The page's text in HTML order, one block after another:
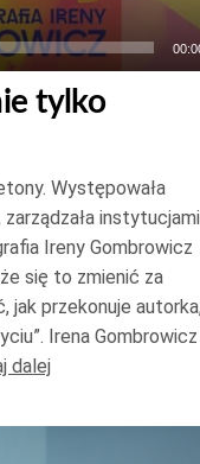
tylko
Występowała
instytucjami
Ireny Gombrowicz
się to zmienić za
jak przekonuje
Irena Gombrowicz
dalej